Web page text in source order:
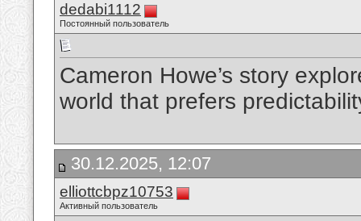
dedabi1112
Постоянный пользователь
Cameron Howe’s story
world that prefers
30.12.2025, 12:07
elliottcbpz10753
Активный пользователь